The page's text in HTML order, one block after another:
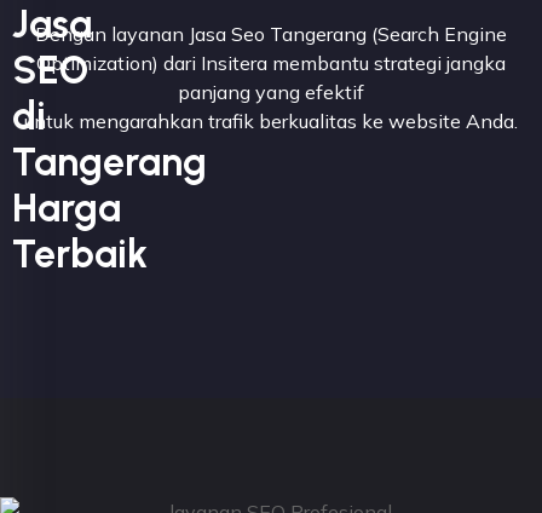
Jasa
SEO
di
Tangerang
Harga
Terbaik
Dengan layanan Jasa Seo Tangerang (Search Engine
Optimization) dari Insitera membantu strategi jangka
panjang yang efektif
untuk mengarahkan trafik berkualitas ke website Anda.